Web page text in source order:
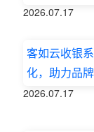
2026.07.17
客如云收银
化，助力品
2026.07.17